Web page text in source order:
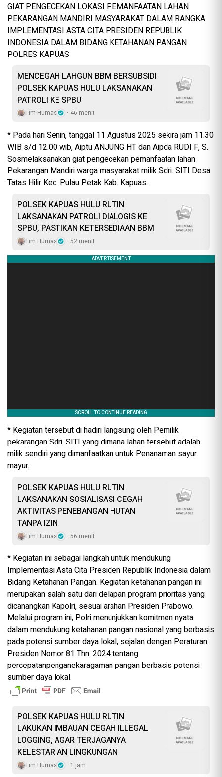
GIAT PENGECEKAN LOKASI PEMANFAATAN LAHAN
PEKARANGAN MANDIRI MASYARAKAT DALAM RANGKA
IMPLEMENTASI ASTA CITA PRESIDEN REPUBLIK
INDONESIA DALAM BIDANG KETAHANAN PANGAN
POLRES KAPUAS
MENCEGAH LAHGUN BBM BERSUBSIDI
POLSEK KAPUAS HULU LAKSANAKAN
PATROLI KE SPBU
Tim Humas 46 menit
* Pada hari Senin, tanggal 11 Agustus 2025 sekira jam 11.30
WIB s/d 12.00 wib, Aiptu ANJUNG HT dan Aipda RUDI F, S.
Sosmelaksanakan giat pengecekan pemanfaatan lahan
Pekarangan Mandiri warga masyarakat milik Sdri. SITI Desa
Tatas Hilir Kec. Pulau Petak Kab. Kapuas.
POLSEK KAPUAS HULU RUTIN
LAKSANAKAN PATROLI DIALOGIS KE
SPBU, PASTIKAN KETERSEDIAAN BBM
Tim Humas 52 menit
* Kegiatan tersebut di hadiri langsung oleh Pemilik
pekarangan Sdri. SITI yang dimana lahan tersebut adalah
milik sendiri yang dimanfaatkan untuk Penanaman sayur
mayur.
POLSEK KAPUAS HULU RUTIN
LAKSANAKAN SOSIALISASI CEGAH
AKTIVITAS PENEBANGAN HUTAN
TANPA IZIN
Tim Humas 56 menit
* Kegiatan ini sebagai langkah untuk mendukung
Implementasi Asta Cita Presiden Republik Indonesia dalam
Bidang Ketahanan Pangan. Kegiatan ketahanan pangan ini
merupakan salah satu dari delapan program prioritas yang
dicanangkan Kapolri, sesuai arahan Presiden Prabowo.
Melalui program ini, Polri menunjukkan komitmen nyata
dalam mendukung ketahanan pangan nasional yang berbasis
pada potensi sumber daya lokal, sejalan dengan Peraturan
Presiden Nomor 81 Thn. 2024 tentang
percepatanpenganekaragaman pangan berbasis potensi
sumber daya lokal.
POLSEK KAPUAS HULU RUTIN
LAKUKAN IMBAUAN CEGAH ILLEGAL
LOGGING, AGAR TERJAGANYA
KELESTARIAN LINGKUNGAN
Tim Humas 1 jam